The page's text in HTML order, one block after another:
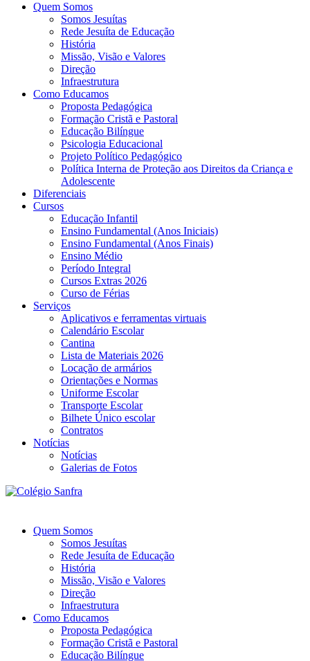
Quem Somos
Somos Jesuítas
Rede Jesuíta de Educação
História
Missão, Visão e Valores
Direção
Infraestrutura
Como Educamos
Proposta Pedagógica
Formação Cristã e Pastoral
Educação Bilíngue
Psicologia Educacional
Projeto Político Pedagógico
Política Interna de Proteção aos Direitos da Criança e
Adolescente
Diferenciais
Cursos
Educação Infantil
Ensino Fundamental (Anos Iniciais)
Ensino Fundamental (Anos Finais)
Ensino Médio
Período Integral
Cursos Extras 2026
Curso de Férias
Serviços
Aplicativos e ferramentas virtuais
Calendário Escolar
Cantina
Lista de Materiais 2026
Locação de armários
Orientações e Normas
Uniforme Escolar
Transporte Escolar
Bilhete Único escolar
Contratos
Notícias
Notícias
Galerias de Fotos
Quem Somos
Somos Jesuítas
Rede Jesuíta de Educação
História
Missão, Visão e Valores
Direção
Infraestrutura
Como Educamos
Proposta Pedagógica
Formação Cristã e Pastoral
Educação Bilíngue